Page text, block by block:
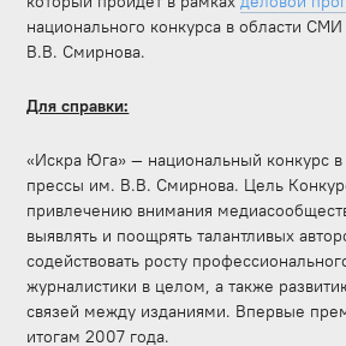
национального конкурса в области
В.В. Смирнова.
Для справки:
«Искра Юга» — национальный конкурс в
прессы им. В.В. Смирнова. Цель
привлечению внимания
выявлять и поощрять талантливых
содействовать росту
журналистики в целом, а также
связей между изданиями. Впервые
итогам 2007 года.